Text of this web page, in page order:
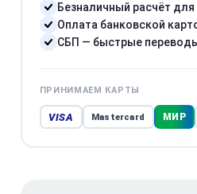
Безналичный расчёт
Оплата банковской
СБП — быстрые
ПРИНИМАЕМ КАРТЫ
VISA Mastercard МИР